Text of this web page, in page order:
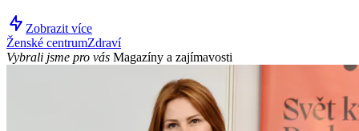
Zobrazit více
Ženské centrumZdraví
Vybrali jsme pro vás Magazíny a zajímavosti